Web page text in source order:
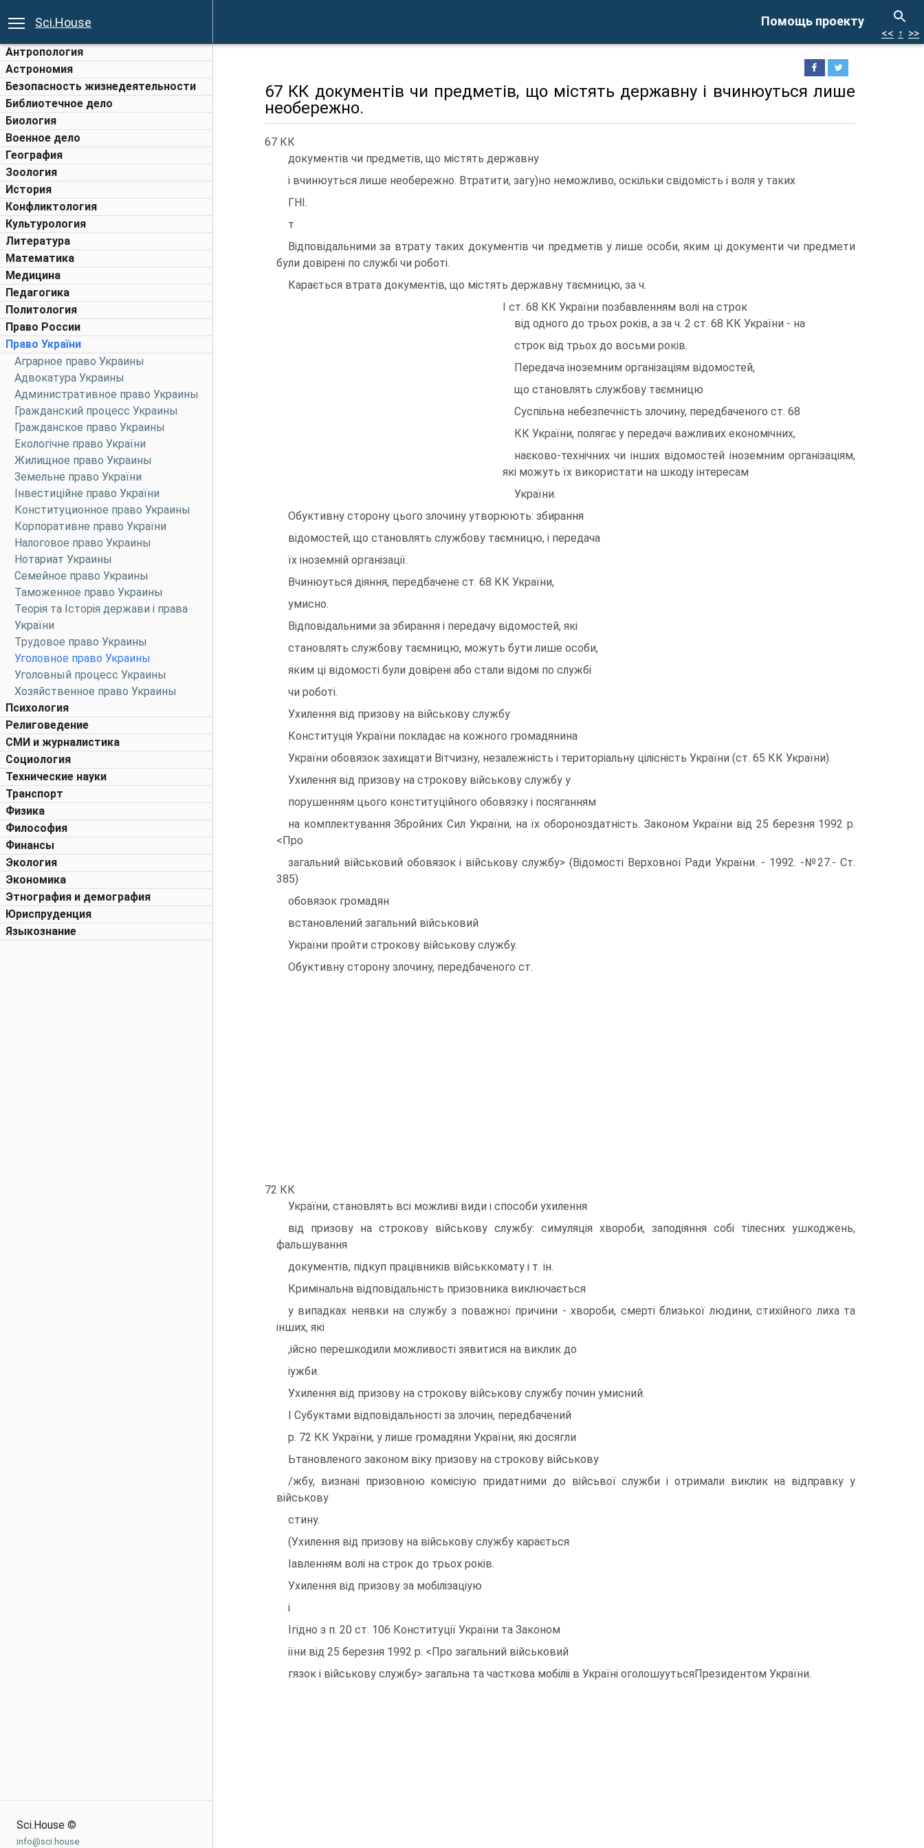
Помощь проекту
Sci.House
Антропология
Астрономия
Безопасность жизнедеятельности
Библиотечное дело
Биология
Военное дело
География
Зоология
История
Конфликтология
Культурология
Литература
Математика
Медицина
Педагогика
Политология
Право России
Право України
Аграрное право Украины
Адвокатура Украины
Административное право Украины
Гражданский процесс Украины
Гражданское право Украины
Екологічне право України
Жилищное право Украины
Земельне право України
Інвестиційне право України
Конституционное право Украины
Корпоративне право України
Налоговое право Украины
Нотариат Украины
Семейное право Украины
Таможенное право Украины
Теорія та Історія держави і права
України
Трудовое право Украины
Уголовное право Украины
Уголовный процесс Украины
Хозяйственное право Украины
Психология
Религоведение
СМИ и журналистика
Социология
Технические науки
Транспорт
Физика
Философия
Финансы
Экология
Экономика
Этнография и демография
Юриспруденция
Языкознание
Sci.House ©
info@sci.house
<< ↑ >>
67 КК документiв чи предметiв, що мiстять державну i вчинюуться лише
необережно.
67 КК
документiв чи предметiв, що мiстять державну
i вчинюуться лише необережно. Втратити, загу)но неможливо, оскiльки свiдомiсть i воля у таких
ГНI.
т
Вiдповiдальними за втрату таких документiв чи предметiв у лише особи, яким цi документи чи предмети
були довiренi по службi чи роботi.
Карається втрата документiв, що мiстять державну таємницю, за ч.
I ст. 68 КК України позбавленням волi на строк
вiд одного до трьох рокiв, а за ч. 2 ст. 68 КК України - на
строк вiд трьох до восьми рокiв.
Передача iноземним органiзацiям вiдомостей,
що становлять службову таємницю
Суспiльна небезпечнiсть злочину, передбаченого ст. 68
КК України, полягає у передачi важливих економiчних,
наєково-технiчних чи iнших вiдомостей iноземним органiзацiям,
якi можуть їх використати на шкоду iнтересам
України.
Обуктивну сторону цього злочину утворюють: збирання
вiдомостей, що становлять службову таємницю, i передача
їх iноземнiй органiзацiї.
Вчинюуться дiяння, передбачене ст. 68 КК України,
умисно.
Вiдповiдальними за збирання i передачу вiдомостей, якi
становлять службову таємницю, можуть бути лише особи,
яким цi вiдомостi були довiренi або стали вiдомi по службi
чи роботi.
Ухилення вiд призову на вiйськову службу
Конституцiя України покладає на кожного громадянина
України обовязок захищати Вiтчизну, незалежнiсть i територiальну цiлiснiсть України (ст. 65 КК України).
Ухилення вiд призову на строкову вiйськову службу у
порушенням цього конституцiйного обовязку i посяганням
на комплектування Збройних Сил України, на їх обороноздатнiсть. Законом України вiд 25 березня 1992 р.
<Про
загальний вiйськовий обовязок i вiйськову службу> (Вiдомостi Верховної Ради України. - 1992. -№27.- Ст.
385)
обовязок громадян
встановлений загальний вiйськовий
України пройти строкову вiйськову службу.
Обуктивну сторону злочину, передбаченого ст.
72 КК
України, становлять всi можливi види i способи ухилення
вiд призову на строкову вiйськову службу: симуляцiя хвороби, заподiяння собi тiлесних ушкоджень,
фальшування
документiв, пiдкуп працiвникiв вiйськкомату i т. iн.
Кримiнальна вiдповiдальнiсть призовника виключається
у випадках неявки на службу з поважної причини - хвороби, смертi близької людини, стихiйного лиха та
iнших, якi
,iйсно перешкодили можливостi зявитися на виклик до
iужби.
Ухилення вiд призову на строкову вiйськову службу почин умисний.
I Субуктами вiдповiдальностi за злочин, передбачений
р. 72 КК України, у лише громадяни України, якi досягли
Ьтановленого законом вiку призову на строкову вiйськову
/жбу, визнанi призовною комiсiую придатними до вiйсьвої служби i отримали виклик на вiдправку у
вiйськову
стину.
(Ухилення вiд призову на вiйськову службу карається
Iавленням волi на строк до трьох рокiв.
Ухилення вiд призову за мобiлiзацiую
i
Iгiдно з п. 20 ст. 106 Конституцiї України та Законом
iїни вiд 25 березня 1992 р. <Про загальний вiйськовий
гязок i вiйськову службу> загальна та часткова мобiлii в Українi оголошуутьсяПрезидентом України.